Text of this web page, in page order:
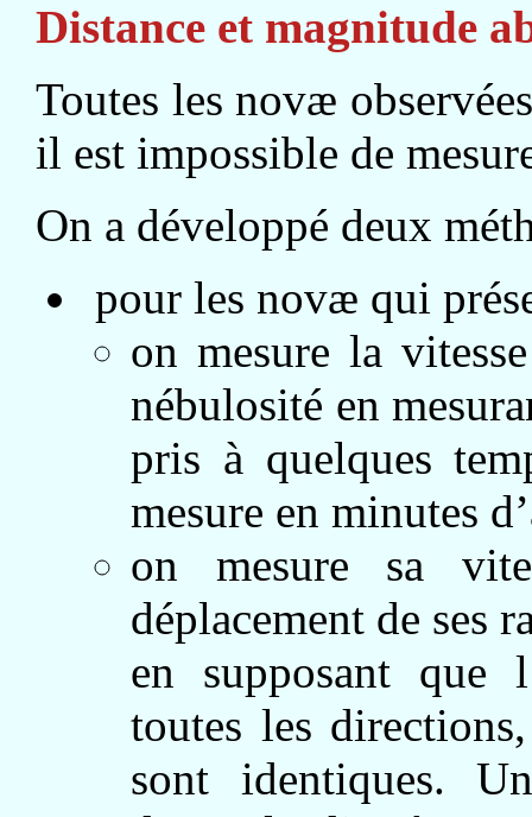
Distance et magnitude
Toutes les novæ
il est impossible de
On a développé deux
pour les novæ qui
on mesure la
nébulosité en
pris à quelques
mesure en minutes
on mesure sa
déplacement de ses
en supposant que
toutes les
sont identiques.